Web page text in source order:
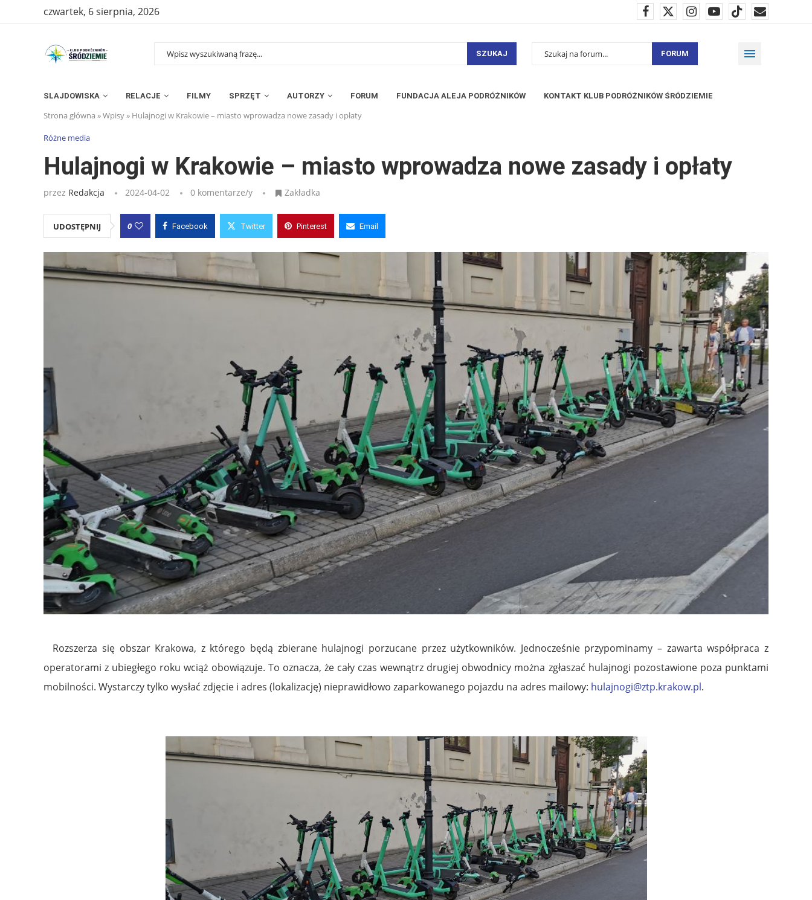
czwartek, 6 sierpnia, 2026
SZUKAJ FORUM
SLAJDOWISKA RELACJE FILMY SPRZĘT AUTORZY FORUM FUNDACJA ALEJA PODRÓŻNIKÓW KONTAKT KLUB PODRÓŻNIKÓW ŚRÓDZIEMIE
Strona główna »Wpisy» Hulajnogi w Krakowie – miasto wprowadza nowe zasady i opłaty
Różne media
Hulajnogi w Krakowie – miasto wprowadza nowe zasady i opłaty
przez Redakcja 2024-04-02 0 komentarze/y Zakładka
UDOSTĘPNIJ 0 Facebook Twitter Pinterest Email
Rozszerza się obszar Krakowa, z którego będą zbierane hulajnogi porzucane przez użytkowników. Jednocześnie przypominamy – zawarta współpraca z
operatorami z ubiegłego roku wciąż obowiązuje. To oznacza, że cały czas wewnątrz drugiej obwodnicy można zgłaszać hulajnogi pozostawione poza punktami
mobilności. Wystarczy tylko wysłać zdjęcie i adres (lokalizację) nieprawidłowo zaparkowanego pojazdu na adres mailowy: hulajnogi@ztp.krakow.pl.